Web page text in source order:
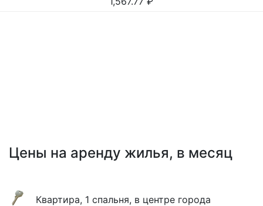
Цены на аренду жилья, в месяц
Квартира, 1 спальня, в центре города